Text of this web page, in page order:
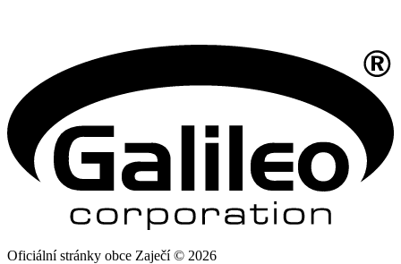
Oficiální stránky obce Zaječí © 2026